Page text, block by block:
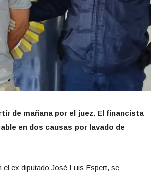
de mañana por el juez. El financista
en dos causas por lavado de
el ex diputado José Luis Espert, se